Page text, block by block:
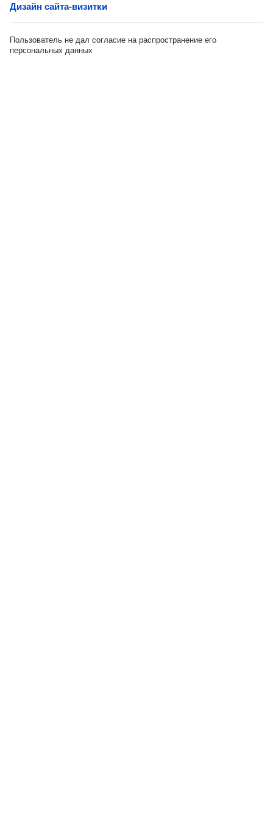
Дизайн сайта-визитки
Пользователь не дал согласие на распространение его
персональных данных